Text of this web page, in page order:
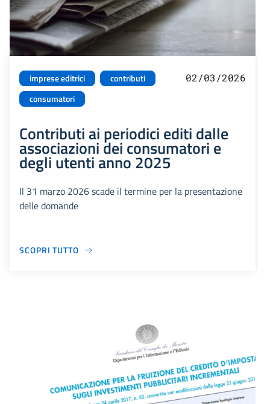
imprese editrici
contributi
consumatori
02/03/2026
Contributi ai periodici editi dalle
associazioni dei consumatori e
degli utenti anno 2025
Il 31 marzo 2026 scade il termine per la presentazione
delle domande
SCOPRI TUTTO